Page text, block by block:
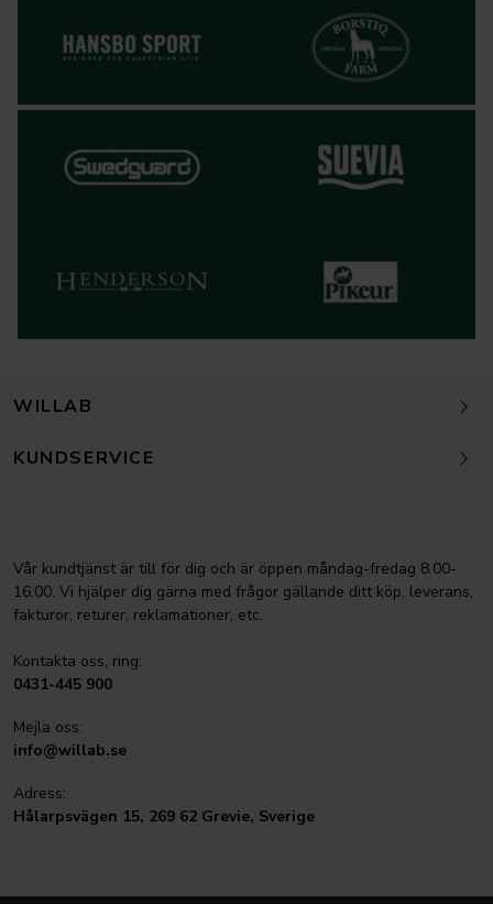
Vår kundtjänst är till för dig och är öppen måndag-fredag 8.00-
16.00. Vi hjälper dig gärna med frågor gällande ditt köp, leverans,
fakturor, returer, reklamationer, etc.
Kontakta oss, ring:
0431-445 900
Mejla oss:
info@willab.se
Adress:
Hålarpsvägen 15, 269 62 Grevie, Sverige
WILLAB
KUNDSERVICE